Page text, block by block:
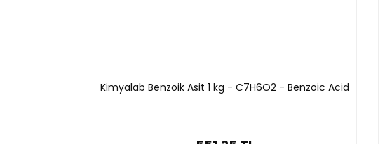
Kimyalab Benzoik Asit 1 kg - C7H6O2 - Benzoic Acid